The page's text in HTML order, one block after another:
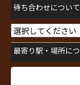
待ち合わせについて
最寄り駅・場所に